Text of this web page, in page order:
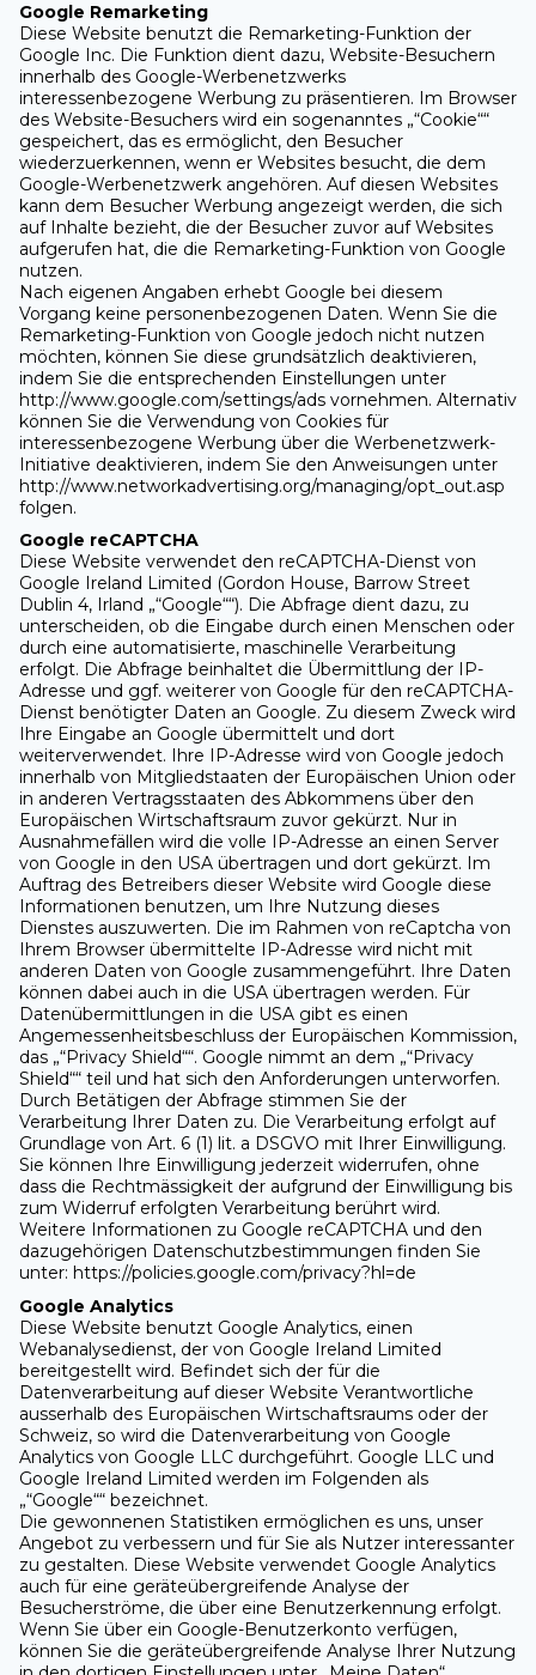
Google Remarketing
Diese Website benutzt die Remarketing-Funktion der
Google Inc. Die Funktion dient dazu, Website-Besuchern
innerhalb des Google-Werbenetzwerks
interessenbezogene Werbung zu präsentieren. Im Browser
des Website-Besuchers wird ein sogenanntes „“Cookie““
gespeichert, das es ermöglicht, den Besucher
wiederzuerkennen, wenn er Websites besucht, die dem
Google-Werbenetzwerk angehören. Auf diesen Websites
kann dem Besucher Werbung angezeigt werden, die sich
auf Inhalte bezieht, die der Besucher zuvor auf Websites
aufgerufen hat, die die Remarketing-Funktion von Google
nutzen.
Nach eigenen Angaben erhebt Google bei diesem
Vorgang keine personenbezogenen Daten. Wenn Sie die
Remarketing-Funktion von Google jedoch nicht nutzen
möchten, können Sie diese grundsätzlich deaktivieren,
indem Sie die entsprechenden Einstellungen unter
http://www.google.com/settings/ads vornehmen. Alternativ
können Sie die Verwendung von Cookies für
interessenbezogene Werbung über die Werbenetzwerk-
Initiative deaktivieren, indem Sie den Anweisungen unter
http://www.networkadvertising.org/managing/opt_out.asp
folgen.
Google reCAPTCHA
Diese Website verwendet den reCAPTCHA-Dienst von
Google Ireland Limited (Gordon House, Barrow Street
Dublin 4, Irland „“Google““). Die Abfrage dient dazu, zu
unterscheiden, ob die Eingabe durch einen Menschen oder
durch eine automatisierte, maschinelle Verarbeitung
erfolgt. Die Abfrage beinhaltet die Übermittlung der IP-
Adresse und ggf. weiterer von Google für den reCAPTCHA-
Dienst benötigter Daten an Google. Zu diesem Zweck wird
Ihre Eingabe an Google übermittelt und dort
weiterverwendet. Ihre IP-Adresse wird von Google jedoch
innerhalb von Mitgliedstaaten der Europäischen Union oder
in anderen Vertragsstaaten des Abkommens über den
Europäischen Wirtschaftsraum zuvor gekürzt. Nur in
Ausnahmefällen wird die volle IP-Adresse an einen Server
von Google in den USA übertragen und dort gekürzt. Im
Auftrag des Betreibers dieser Website wird Google diese
Informationen benutzen, um Ihre Nutzung dieses
Dienstes auszuwerten. Die im Rahmen von reCaptcha von
Ihrem Browser übermittelte IP-Adresse wird nicht mit
anderen Daten von Google zusammengeführt. Ihre Daten
können dabei auch in die USA übertragen werden. Für
Datenübermittlungen in die USA gibt es einen
Angemessenheitsbeschluss der Europäischen Kommission,
das „“Privacy Shield““. Google nimmt an dem „“Privacy
Shield““ teil und hat sich den Anforderungen unterworfen.
Durch Betätigen der Abfrage stimmen Sie der
Verarbeitung Ihrer Daten zu. Die Verarbeitung erfolgt auf
Grundlage von Art. 6 (1) lit. a DSGVO mit Ihrer Einwilligung.
Sie können Ihre Einwilligung jederzeit widerrufen, ohne
dass die Rechtmässigkeit der aufgrund der Einwilligung bis
zum Widerruf erfolgten Verarbeitung berührt wird.
Weitere Informationen zu Google reCAPTCHA und den
dazugehörigen Datenschutzbestimmungen finden Sie
unter: https://policies.google.com/privacy?hl=de
Google Analytics
Diese Website benutzt Google Analytics, einen
Webanalysedienst, der von Google Ireland Limited
bereitgestellt wird. Befindet sich der für die
Datenverarbeitung auf dieser Website Verantwortliche
ausserhalb des Europäischen Wirtschaftsraums oder der
Schweiz, so wird die Datenverarbeitung von Google
Analytics von Google LLC durchgeführt. Google LLC und
Google Ireland Limited werden im Folgenden als
„“Google““ bezeichnet.
Die gewonnenen Statistiken ermöglichen es uns, unser
Angebot zu verbessern und für Sie als Nutzer interessanter
zu gestalten. Diese Website verwendet Google Analytics
auch für eine geräteübergreifende Analyse der
Besucherströme, die über eine Benutzerkennung erfolgt.
Wenn Sie über ein Google-Benutzerkonto verfügen,
können Sie die geräteübergreifende Analyse Ihrer Nutzung